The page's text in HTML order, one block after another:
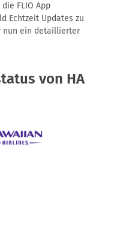
FLIO App
Echtzeit Updates zu
nun ein detaillierter
von HA